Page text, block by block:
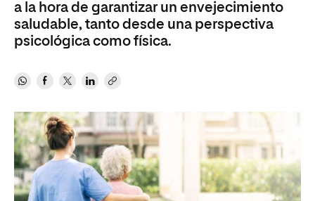
a la hora de garantizar un envejecimiento
saludable, tanto desde una perspectiva
psicológica como física.